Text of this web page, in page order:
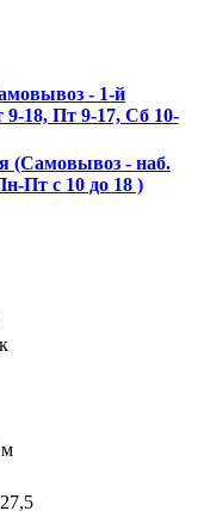
- 1-й
18, Пт 9-17, Сб 10-
(Самовывоз - наб.
Пт с 10 до 18 )
м